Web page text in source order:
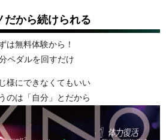
だから続けられる
は無料体験から！
ペダルを回すだけ
様にできなくてもいい
のは「自分」とだから